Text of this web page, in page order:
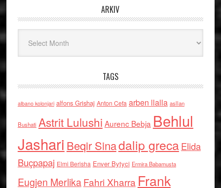
ARKIV
TAGS
albano kolonjari alfons Grishaj Anton Cefa arben llalla asllan
Bushati Astrit Lulushi Aurenc Bebja Behlul
Jashari Beqir Sinadalip grecaElida
Buçpapaj Elmi Berisha Enver Bytyci Ermira Babamusta
Eugjen MerlikaFahri Xharra Frank